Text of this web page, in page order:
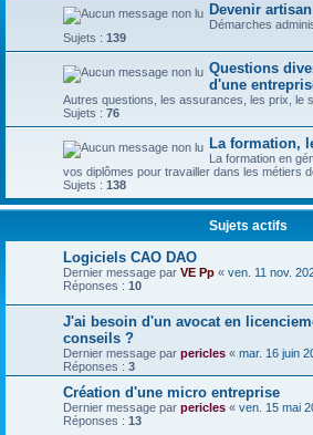
Devenir
Démarches
Sujets : 139
Questions
d'une
Autres questions, les assurances, les prix, le
Sujets : 76
La formation,
La formation en
vos diplômes pour travailler dans les métiers
Sujets : 138
Sujets actifs
Logiciels CAO DAO
Dernier message par VE Pp « ven. 11 nov.
Réponses : 10
J'ai besoin d'un avocat en
conseils ?
Dernier message par pericles « mar. 16 juin
Réponses : 3
Création d'une micro entreprise
Dernier message par pericles « ven. 15 mai
Réponses : 13